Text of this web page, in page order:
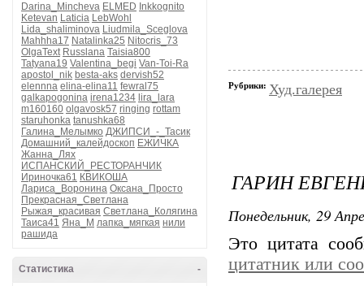
Darina_Mincheva ELMED Inkkognito
Ketevan Laticia LebWohl
Lida_shaliminova Liudmila_Sceglova
Mahhha17 Natalinka25 Nitocris_73
OlgaText Russlana Taisia800
Tatyana19 Valentina_begi Van-Toi-Ra
apostol_nik besta-aks dervish52
elennna elina-elina11 fewral75
galkapogonina irena1234 lira_lara
m160160 olgavosk57 ringing rottam
staruhonka tanushka68
Галина_Мелымко ДЖИПСИ_-_Тасик
Домашний_калейдоскоп ЕЖИЧКА
Жанна_Лях
ИСПАНСКИЙ_РЕСТОРАНЧИК
Ириночка61 КВИКОША
Лариса_Воронина Оксана_Просто
Прекрасная_Светлана
Рыжая_красивая Светлана_Колягина
Таиса41 Яна_М лапка_мягкая нили
рашида
-
Статистика
Рубрики: Худ.галерея
ГАРИН
Понедельник, 29
Это цитата
цитатник или